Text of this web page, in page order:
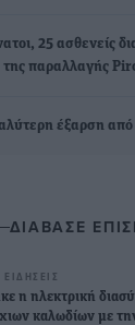
25 ασθενείς
παραλλαγής
έξαρση από
ΔΙΑΒΑΣΕ
η ηλεκτρική
καλωδίων με